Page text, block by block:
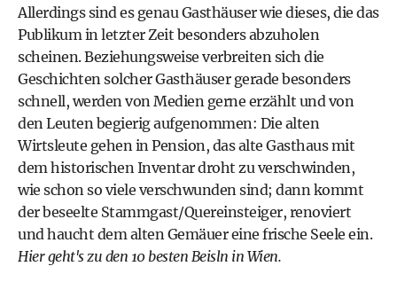
Allerdings sind es genau Gasthäuser wie dieses, die das
Publikum in letzter Zeit besonders abzuholen
scheinen. Beziehungsweise verbreiten sich die
Geschichten solcher Gasthäuser gerade besonders
schnell, werden von Medien gerne erzählt und von
den Leuten begierig aufgenommen: Die alten
Wirtsleute gehen in Pension, das alte Gasthaus mit
dem historischen Inventar droht zu verschwinden,
wie schon so viele verschwunden sind; dann kommt
der beseelte Stammgast/Quereinsteiger, renoviert
und haucht dem alten Gemäuer eine frische Seele ein.
Hier geht's zu den 10 besten Beisln in Wien.